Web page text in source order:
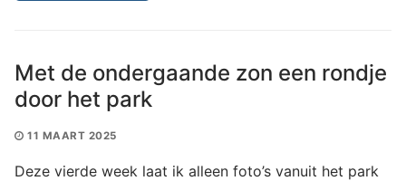
Met de ondergaande zon een rondje
door het park
11 MAART 2025
Deze vierde week laat ik alleen foto’s vanuit het park